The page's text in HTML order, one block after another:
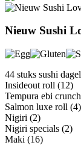
Nieuw Sushi
44 stuks sushi
Insideout roll (12)
Tempura ebi
Salmon luxe roll (4)
Nigiri (2)
Nigiri specials (2)
Maki (16)